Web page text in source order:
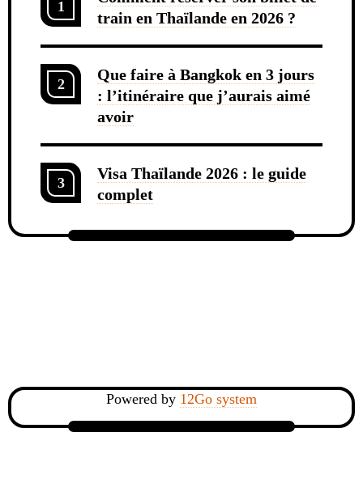
1
train en Thaïlande en 2026 ?
2
Que faire à Bangkok en 3 jours
: l’itinéraire que j’aurais aimé
avoir
3
Visa Thaïlande 2026 : le guide
complet
Powered by 12Go system